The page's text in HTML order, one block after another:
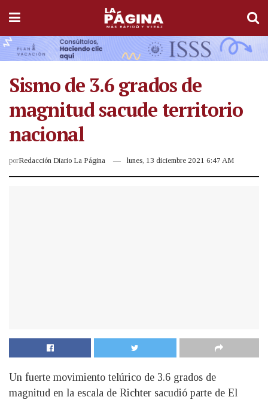
Sismo de 3.6 grados de
magnitud sacude territorio
nacional
porRedacción Diario La Página lunes, 13 diciembre 2021 6:47 AM
Un fuerte movimiento telúrico de 3.6 grados de
magnitud en la escala de Richter sacudió parte de El